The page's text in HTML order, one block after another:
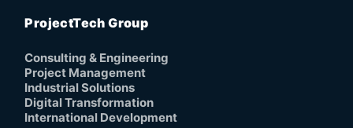
ProjectTech Group
Consulting & Engineering
Project Management
Industrial Solutions
Digital Transformation
International Development